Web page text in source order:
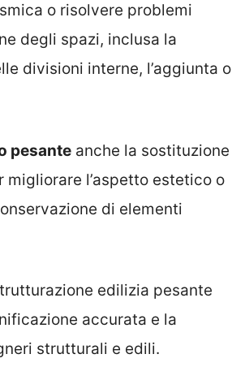
o risolvere problemi
degli spazi, inclusa la
divisioni interne, l’aggiunta o
pesante anche la sostituzione
l’aspetto estetico o
di elementi
edilizia pesante
accurata e la
strutturali e edili.